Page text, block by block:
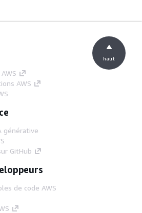
AWS
générative
GitHub
de code AWS
haut